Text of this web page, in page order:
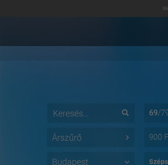
Árszűrő
Budapest
69/
900